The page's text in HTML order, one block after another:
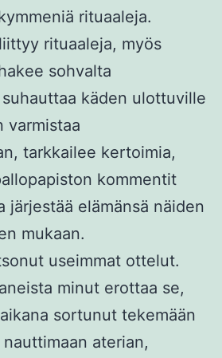
rituaaleja.
rituaaleja, myös
sohvalta
käden ulottuville
varmistaa
tarkkailee kertoimia,
kommentit
järjestää elämänsä näiden
mukaan.
useimmat ottelut.
minut erottaa se,
sortunut tekemään
aterian,